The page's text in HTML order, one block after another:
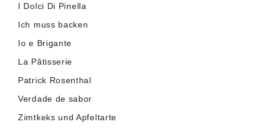
I Dolci Di Pinella
Ich muss backen
Io e Brigante
La Pâtisserie
Patrick Rosenthal
Verdade de sabor
Zimtkeks und Apfeltarte